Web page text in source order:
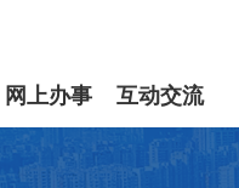
网上办事 互动交流